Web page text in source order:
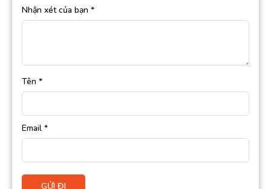
Nhận xét của bạn *
Tên *
Email *